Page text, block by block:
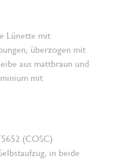
Lünette mit
überzogen mit
aus mattbraun und
mit
(COSC)
in beide